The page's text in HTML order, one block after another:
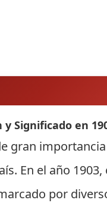
y Significado en
gran
En el año
por